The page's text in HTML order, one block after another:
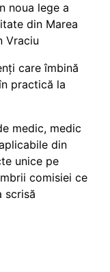
noua lege a
din Marea
Vraciu
care îmbină
practică la
medic, medic
din
unice pe
comisiei ce
scrisă